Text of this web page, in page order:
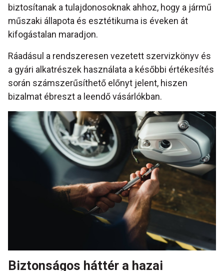
biztosítanak a tulajdonosoknak ahhoz, hogy a jármű
műszaki állapota és esztétikuma is éveken át
kifogástalan maradjon.
Ráadásul a rendszeresen vezetett szervizkönyv és
a gyári alkatrészek használata a későbbi értékesítés
során számszerűsíthető előnyt jelent, hiszen
bizalmat ébreszt a leendő vásárlókban.
Biztonságos háttér a hazai